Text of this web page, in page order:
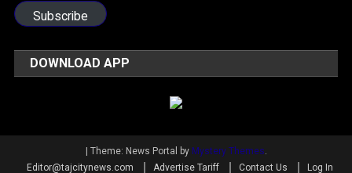
Subscribe
DOWNLOAD APP
| Theme: News Portal by Mystery Themes
Editor@tajcitynews.com
Advertise Tariff Contact Us Log In